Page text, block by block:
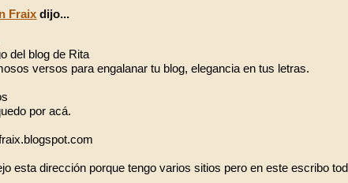
Fraix dijo...
del blog de Rita
versos para engalanar tu blog, elegancia en tus letras.
por acá.
esta dirección porque tengo varios sitios pero en este escribo